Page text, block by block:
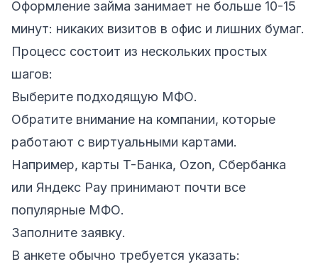
Оформление займа занимает не больше 10-15
минут: никаких визитов в офис и лишних бумаг.
Процесс состоит из нескольких простых
шагов:
Выберите подходящую МФО.
Обратите внимание на компании, которые
работают с виртуальными картами.
Например, карты T-Банка, Ozon, Сбербанка
или Яндекс Pay принимают почти все
популярные МФО.
Заполните заявку.
В анкете обычно требуется указать: